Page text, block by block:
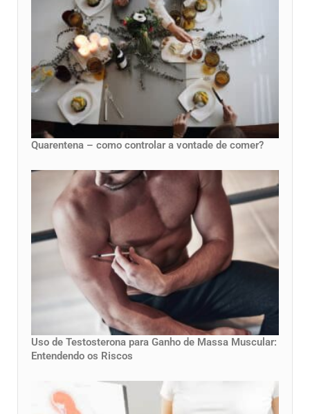
Quarentena – como controlar a vontade de comer?
Uso de Testosterona para Ganho de Massa Muscular:
Entendendo os Riscos